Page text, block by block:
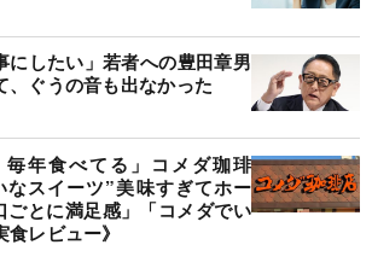
にしたい」若者への豊田章男
、ぐうの音も出なかった
毎年食べてる」コメダ珈琲
なスイーツ”美味すぎてホー
とに満足感」「コメダでい
レビュー》